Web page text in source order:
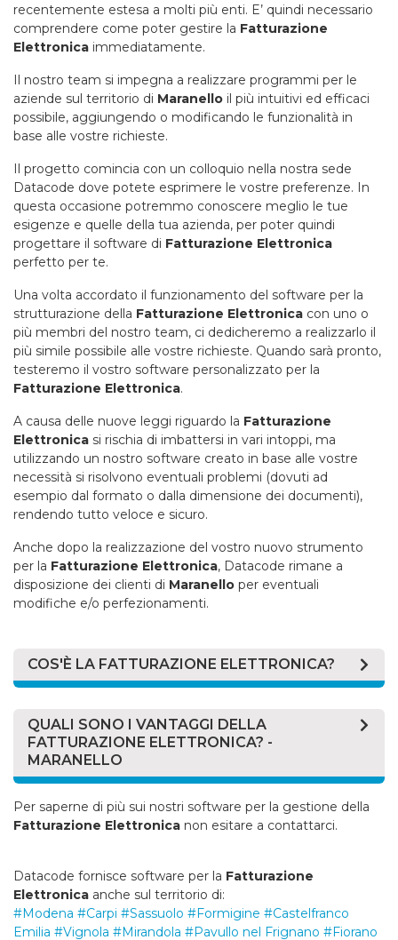
recentemente estesa a molti più enti. E’ quindi necessario
comprendere come poter gestire la Fatturazione
Elettronica immediatamente.
Il nostro team si impegna a realizzare programmi per le
aziende sul territorio di Maranello il più intuitivi ed efficaci
possibile, aggiungendo o modificando le funzionalità in
base alle vostre richieste.
Il progetto comincia con un colloquio nella nostra sede
Datacode dove potete esprimere le vostre preferenze. In
questa occasione potremmo conoscere meglio le tue
esigenze e quelle della tua azienda, per poter quindi
progettare il software di Fatturazione Elettronica
perfetto per te.
Una volta accordato il funzionamento del software per la
strutturazione della Fatturazione Elettronica con uno o
più membri del nostro team, ci dedicheremo a realizzarlo il
più simile possibile alle vostre richieste. Quando sarà pronto,
testeremo il vostro software personalizzato per la
Fatturazione Elettronica.
A causa delle nuove leggi riguardo la Fatturazione
Elettronica si rischia di imbattersi in vari intoppi, ma
utilizzando un nostro software creato in base alle vostre
necessità si risolvono eventuali problemi (dovuti ad
esempio dal formato o dalla dimensione dei documenti),
rendendo tutto veloce e sicuro.
Anche dopo la realizzazione del vostro nuovo strumento
per la Fatturazione Elettronica, Datacode rimane a
disposizione dei clienti di Maranello per eventuali
modifiche e/o perfezionamenti.
COS'È LA FATTURAZIONE ELETTRONICA?
emissione, trasmissione e conservazione delle fatture
che permette di abbandonare per sempre il supporto
cartaceo e tutti i relativi costi di stampa spedizione e
conservazione. Dal 01/01/2019 laFatturazione
verso i consumatori.
Elettronica i documenti devono essere in formato
XML (eXtensible Markup Language) e non pesare più di
5 Mb.
QUALI SONO I VANTAGGI DELLA
FATTURAZIONE ELETTRONICA? -
MARANELLO
Fatturazione Elettronica
è ormai obbligatoria per
maggior parte delle imprese, ma porta anche molti
La Fatturazione Elettronicarende più rapida e
semplice la gestione delle fatture, si possono
produrre fatture in pochi attimi;
LaFatturazione Elettronica è molto efficiente
Per saperne di più sui nostri software per la gestione della
Fatturazione Elettronica non esitare a contattarci.
Datacode fornisce software per la Fatturazione
Elettronica anche sul territorio di:
#Modena #Carpi #Sassuolo #Formigine #Castelfranco
Emilia #Vignola #Mirandola #Pavullo nel Frignano #Fiorano